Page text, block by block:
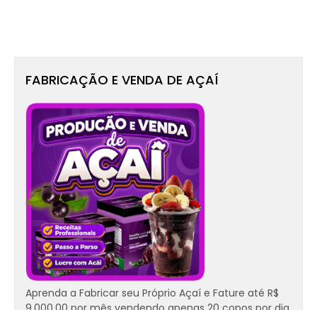
FABRICAÇÃO E VENDA DE AÇAÍ
Aprenda a Fabricar seu Próprio Açaí e Fature até R$